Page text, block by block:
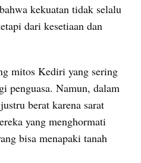
kekuatan tidak selalu
dari kesetiaan dan
mitos Kediri yang sering
penguasa. Namun, dalam
berat karena sarat
yang menghormati
bisa menapaki tanah